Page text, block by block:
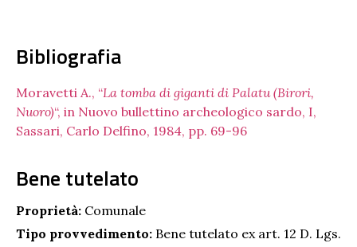
Bibliografia
Moravetti A., “La tomba di giganti di Palatu (Birori,
Nuoro)“, in Nuovo bullettino archeologico sardo, I,
Sassari, Carlo Delfino, 1984, pp. 69-96
Bene tutelato
Proprietà: Comunale
Tipo provvedimento: Bene tutelato ex art. 12 D. Lgs.